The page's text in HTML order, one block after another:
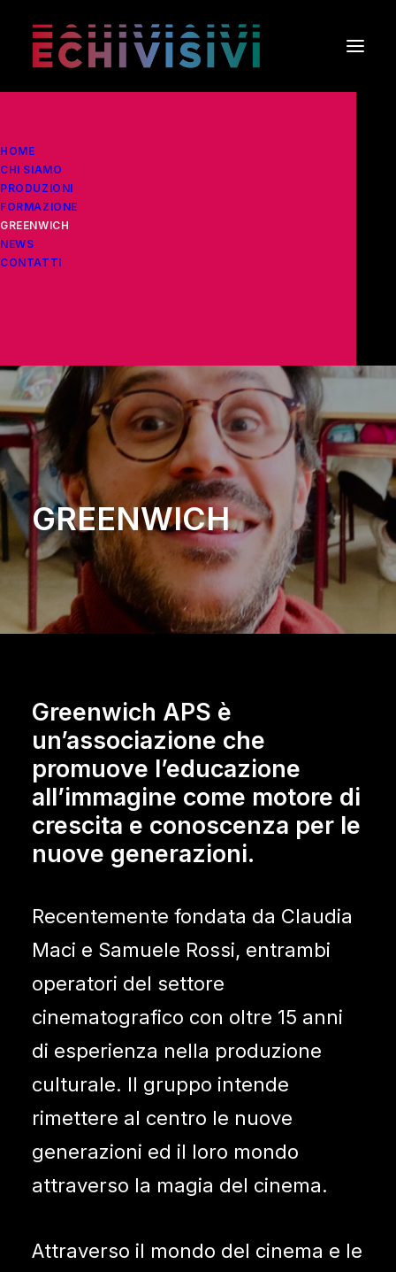
HOME
CHI SIAMO
PRODUZIONI
FORMAZIONE
GREENWICH
NEWS
CONTATTI
GREENWICH
Greenwich APS è
un’associazione che
promuove l’educazione
all’immagine come motore di
crescita e conoscenza per le
nuove generazioni.
Recentemente fondata da Claudia
Maci e Samuele Rossi, entrambi
operatori del settore
cinematografico con oltre 15 anni
di esperienza nella produzione
culturale. Il gruppo intende
rimettere al centro le nuove
generazioni ed il loro mondo
attraverso la magia del cinema.
Attraverso il mondo del cinema e le